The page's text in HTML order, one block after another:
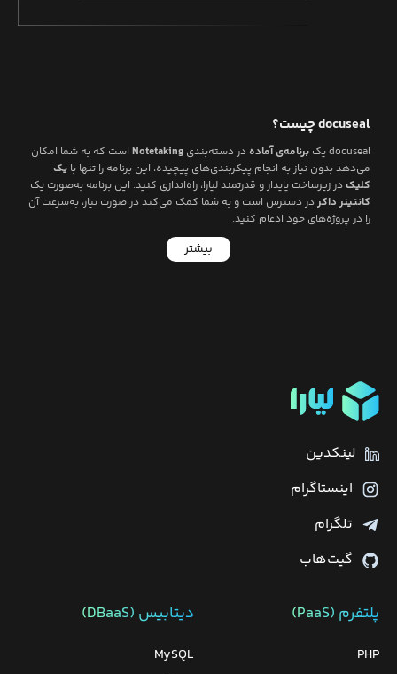
docusealچیست؟
docusealیک برنامه‌ی آمادهدر دسته‌بندی Notetaking است که به شما امکان
می‌دهد بدون نیاز به انجام پیکربندی‌های پیچیده، این برنامه را تنها با یک
کلیکدر زیرساخت پایدار و قدرتمند لیارا، راه‌اندازی کنید. این برنامه به‌صورت یک
کانتینر داکردر دسترس است و به شما کمک می‌کند در صورت نیاز، به‌سرعت آن
را در پروژه‌های خود ادغام کنید.
بیشتر
لینکدین
اینستاگرام
تلگرام
گیت‌هاب
پلتفرم (PaaS)
PHP
دیتابیس‌ (DBaaS)
MySQL